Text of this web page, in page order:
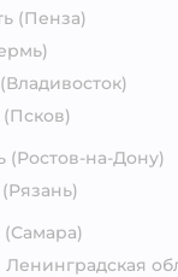
(Пенза)
(Владивосток)
(Псков)
(Ростов-на-Дону)
(Рязань)
(Самара)